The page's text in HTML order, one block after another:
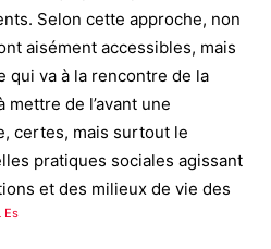
Selon cette approche, non
aisément accessibles, mais
qui va à la rencontre de la
de l’avant une
certes, mais surtout le
pratiques sociales agissant
et des milieux de vie des
Es